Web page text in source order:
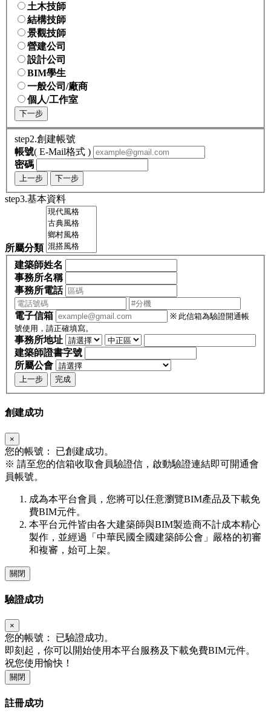
土木技師
結構技師
景觀技師
營建公司
設計公司
BIM學生
一般公司/廠商
個人/工作室
下一步
step2.創建帳號
帳號( E-Mail格式 )
密碼
上一步 下一步
step3.基本資料
所屬分類
建築師姓名
事務所名稱
事務所電話
電子信箱
※ 此信箱為驗證開通帳
號使用，請正確填寫。
事務所地址
建築師證書字號
所屬公會
上一步 完成
創建成功
×
您的帳號：
已創建成功。
※ 請至您的信箱收取會員驗證信，啟動驗證連結即可開通會
員帳號。
成為本平台會員，您將可以任意瀏覽BIM產品及下載免
費BIM元件。
本平台元件皆由各大建築師與BIM製造商不計成本精心
製作，並經過「中華民國全國建築師公會」嚴格的初審
和複審，始可上架。
關閉
驗證成功
×
您的帳號：
已驗證成功。
即刻起，你可以開始使用本平台服務及下載免費BIM元件。
祝您使用愉快！
關閉
註冊成功